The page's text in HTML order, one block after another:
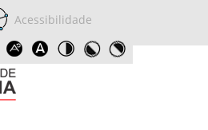
Acessibilidade